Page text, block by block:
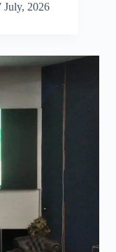
July, 2026